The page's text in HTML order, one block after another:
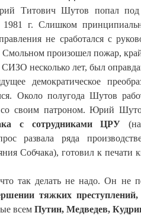
Титович Шутов попал под
г. Слишком
не сработался с
Смольном произошел пожар,
несколько лет, был
демократическое
Около полугода Шутов
со своим патроном. Юрий
с сотрудниками ЦРУ
развала ряда
Собчака), готовил к печати
так делать не надо. Он не
тяжких
всем Путин, Медведев,